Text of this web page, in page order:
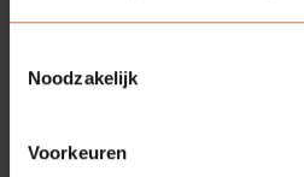
Noodzakelijk
Voorkeuren
ontwikkeld om onze volledige
1/2/3) in kaart te brengen,